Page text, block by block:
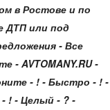
в Ростове и по
ДТП или под
- Все
AVTOMANY.RU -
- ! - Быстро - ! -
! - Целый - ? -